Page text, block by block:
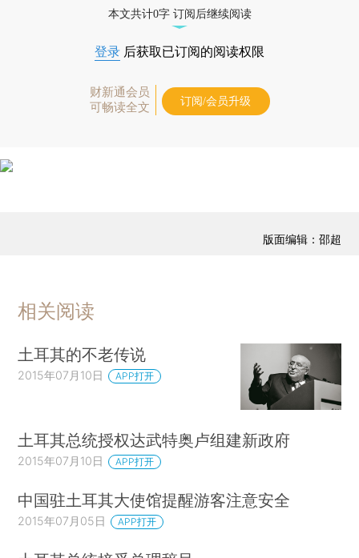
本文共计0字 订阅后继续阅读
登录 后获取已订阅的阅读权限
财新通会员
可畅读全文
订阅/会员升级
版面编辑：邵超
相关阅读
土耳其的不老传说
2015年07月10日 APP打开
土耳其总统授权达武特奥卢组建新政府
2015年07月10日 APP打开
中国驻土耳其大使馆提醒游客注意安全
2015年07月05日 APP打开